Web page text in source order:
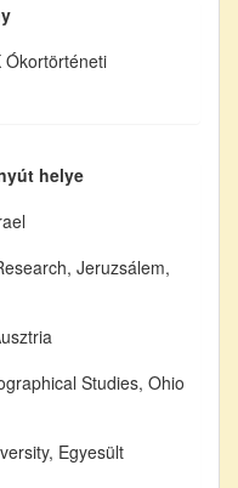
Ókortörténeti
helye
Jeruzsálem,
Studies, Ohio
Egyesült